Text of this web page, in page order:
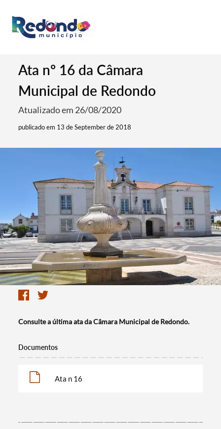
Ata nº 16 da Câmara
Municipal de Redondo
Atualizado em 26/08/2020
publicado em 13 de September de 2018
Consulte a última ata da Câmara Municipal de Redondo.
Documentos
Ata n 16